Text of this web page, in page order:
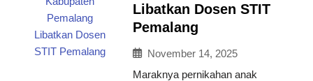
Libatkan Dosen STIT
Pemalang
November 14, 2025
Maraknya pernikahan anak